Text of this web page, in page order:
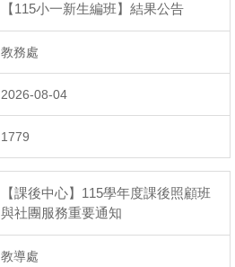
【115小一新生編班】結果公告
教務處
2026-08-04
1779
【課後中心】115學年度課後照顧班
與社團服務重要通知
教導處